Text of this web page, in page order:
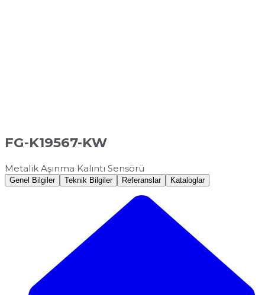
FG-K19567-KW
Metalik Aşınma Kalıntı Sensörü
Genel Bilgiler Teknik Bilgiler Referanslar Kataloglar